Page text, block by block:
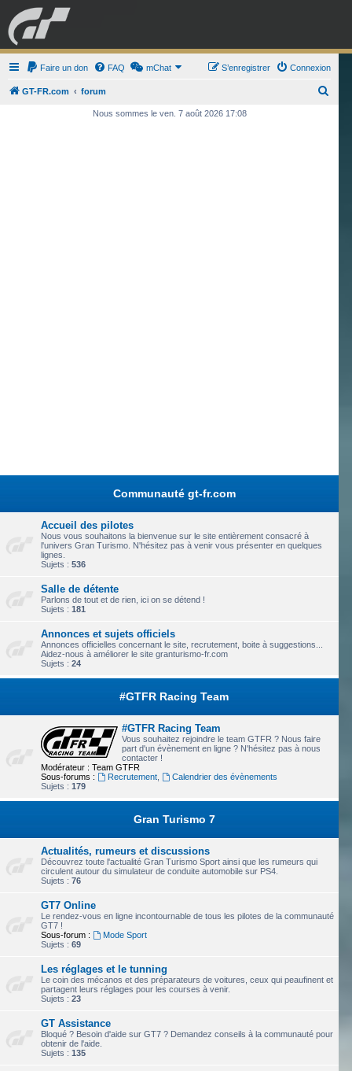
GRAN TURISMO FORUM
BOUTIQUE
Faire un don FAQ mChat Connexion
S’enregistrer
GT-FR.com forum
Nous sommes le ven. 7 août 2026 17:08
Communauté gt-fr.com
Accueil des pilotes
Nous vous souhaitons la bienvenue sur le site entièrement consacré à
l'univers Gran Turismo. N'hésitez pas à venir vous présenter en quelques
lignes.
Sujets : 536
Salle de détente
Parlons de tout et de rien, ici on se détend !
Sujets : 181
Annonces et sujets officiels
Annonces officielles concernant le site, recrutement, boite à suggestions...
Aidez-nous à améliorer le site granturismo-fr.com
Sujets : 24
#GTFR Racing Team
#GTFR Racing Team
Vous souhaitez rejoindre le team GTFR ? Nous faire
part d'un évènement en ligne ? N'hésitez pas à nous
contacter !
Modérateur : Team GTFR
Sous-forums :
Recrutement,
Calendrier des évènements
Sujets : 179
Gran Turismo 7
Actualités, rumeurs et discussions
Découvrez toute l'actualité Gran Turismo Sport ainsi que les rumeurs qui
circulent autour du simulateur de conduite automobile sur PS4.
Sujets : 76
GT7 Online
Le rendez-vous en ligne incontournable de tous les pilotes de la communauté
GT7 !
Sous-forum :
Mode Sport
Sujets : 69
Les réglages et le tunning
Le coin des mécanos et des préparateurs de voitures, ceux qui peaufinent et
partagent leurs réglages pour les courses à venir.
Sujets : 23
GT Assistance
Bloqué ? Besoin d'aide sur GT7 ? Demandez conseils à la communauté pour
obtenir de l'aide.
Sujets : 135